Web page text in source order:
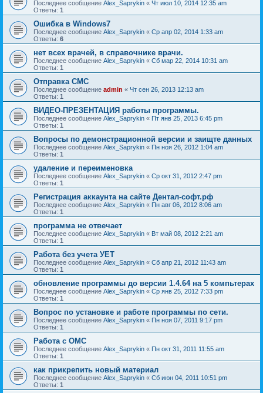
Последнее сообщение Alex_Saprykin « Чт июл 10, 2014 12:35 am
Ответы: 1
Ошибка в Windows7
Последнее сообщение Alex_Saprykin « Ср апр 02, 2014 1:33 am
Ответы: 6
нет всех врачей, в справочнике врачи.
Последнее сообщение Alex_Saprykin « Сб мар 22, 2014 10:31 am
Ответы: 1
Отправка СМС
Последнее сообщение admin « Чт сен 26, 2013 12:13 am
Ответы: 1
ВИДЕО-ПРЕЗЕНТАЦИЯ работы программы.
Последнее сообщение Alex_Saprykin « Пт янв 25, 2013 6:45 pm
Ответы: 1
Вопросы по демонстрационной версии и заищте данных
Последнее сообщение Alex_Saprykin « Пн ноя 26, 2012 1:04 am
Ответы: 1
удаление и переименовка
Последнее сообщение Alex_Saprykin « Ср окт 31, 2012 2:47 pm
Ответы: 1
Регистрация аккаунта на сайте Дентал-софт.рф
Последнее сообщение Alex_Saprykin « Пн авг 06, 2012 8:06 am
Ответы: 1
программа не отвечает
Последнее сообщение Alex_Saprykin « Вт май 08, 2012 2:21 am
Ответы: 1
Работа без учета УЕТ
Последнее сообщение Alex_Saprykin « Сб апр 21, 2012 11:43 am
Ответы: 1
обновление программы до версии 1.4.64 на 5 компьтерах
Последнее сообщение Alex_Saprykin « Ср янв 25, 2012 7:33 pm
Ответы: 1
Вопрос по установке и работе программы по сети.
Последнее сообщение Alex_Saprykin « Пн ноя 07, 2011 9:17 pm
Ответы: 1
Работа с ОМС
Последнее сообщение Alex_Saprykin « Пн окт 31, 2011 11:55 am
Ответы: 1
как прикрепить новый материал
Последнее сообщение Alex_Saprykin « Сб июн 04, 2011 10:51 pm
Ответы: 1